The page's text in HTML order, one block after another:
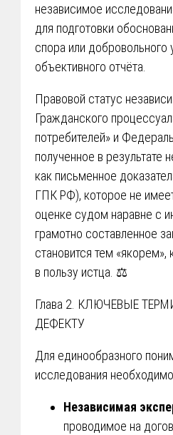
независимое
для подготовки
спора или добровольного
объективного отчёта.
Правовой статус
Гражданского
потребителей» и
полученное в результате
как письменное
ГПК РФ), которое не
оценке судом наравне с
грамотно составленное
становится тем
в пользу истца. ⚖️
Глава 2. КЛЮЧЕВЫЕ
ДЕФЕКТУ
Для единообразного
исследования
Независимая
проводимое на